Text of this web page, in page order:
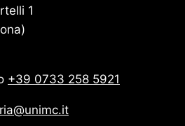
1
+39 0733 258 5921